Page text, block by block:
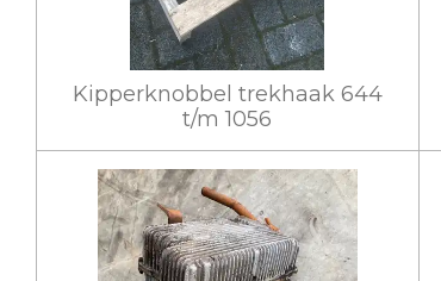
Kipperknobbel trekhaak 644
t/m 1056